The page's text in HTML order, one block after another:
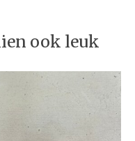
ook leuk